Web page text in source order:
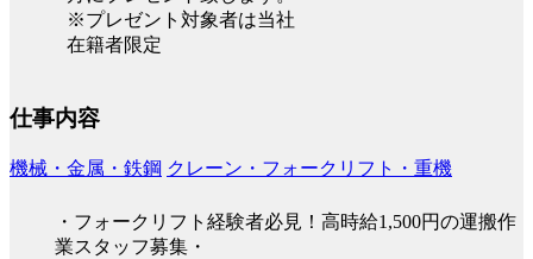
※プレゼント対象者は当社
在籍者限定
仕事内容
機械・金属・鉄鋼 クレーン・フォークリフト・重機
・フォークリフト経験者必見！高時給1,500円の運搬作
業スタッフ募集・